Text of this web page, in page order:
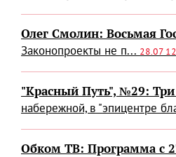
Олег Смолин: Восьмая
Законопроекты не п... 28.07
"Красный Путь", №29:
набережной, в "эпицентре
Обком ТВ: Программа с